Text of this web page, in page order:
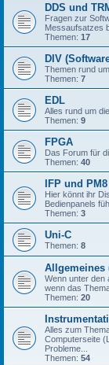
DDS und
Fragen zur
Messaufsatzes
Themen: 17
DIV
Themen rund
Themen: 7
EDL
Alles rund um
Themen: 9
FPGA
Das Forum für
Themen: 40
IFP und
Hier könnt ihr
Bedienpanels
Themen: 3
Uni-C
Themen: 8
Allgemeines
Wenn unter den
wenn das
Themen: 20
Alles zum
Computerseite
Probleme...
Themen: 54